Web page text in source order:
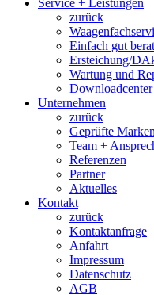
Service + Leistungen
zurück
Einfach gut
Ersteichung/
Wartung und
Downloadcenter
Unternehmen
zurück
Geprüfte
Team +
Referenzen
Partner
Aktuelles
Kontakt
zurück
Kontaktanfrage
Anfahrt
Impressum
Datenschutz
AGB